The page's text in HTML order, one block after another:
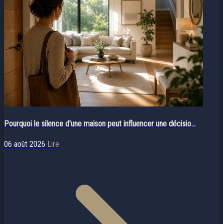
Pourquoi le silence d'une maison peut influencer une décisio...
06 août 2026 Lire